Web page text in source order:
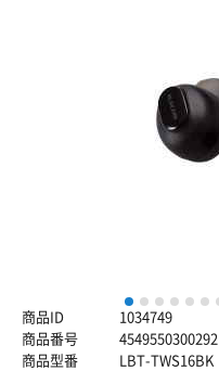
1 2 3 4 5 6
商品ID
1034749
商品番号
4549550300292
商品型番
LBT-TWS16BK